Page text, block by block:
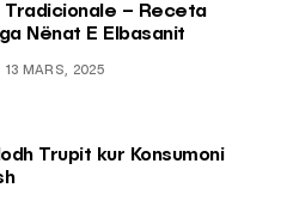
Tradicionale – Receta
Nënat E Elbasanit
13 MARS, 2025
Trupit kur Konsumoni